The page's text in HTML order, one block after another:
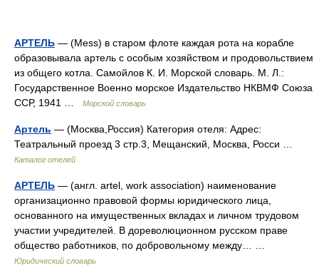
АРТЕЛЬ — (Mess) в старом флоте каждая рота на корабле
образовывала артель с особым хозяйством и продовольствием
из общего котла. Самойлов К. И. Морской словарь. М. Л.:
Государственное Военно морское Издательство НКВМФ Союза
ССР, 1941 …
Морской словарь
Артель — (Москва,Россия) Категория отеля: Адрес:
Театральный проезд 3 стр.3, Мещанский, Москва, Росси …
Каталог отелей
АРТЕЛЬ — (англ. artel, work association) наименование
организационно правовой формы юридического лица,
основанного на имущественных вкладах и личном трудовом
участии учредителей. В дореволюционном русском праве
общество работников, по добровольному между… …
Юридический словарь